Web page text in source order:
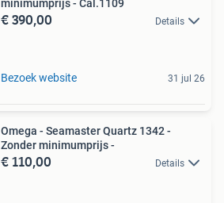
minimumprijs - Cal.1109
€ 390,00 Details
Bezoek website 31 jul 26
Omega - Seamaster Quartz 1342 -
Zonder minimumprijs -
€ 110,00 Details